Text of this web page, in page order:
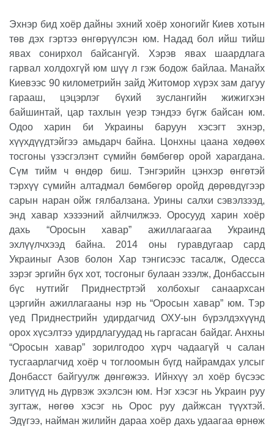
Эхнэр бид хоёр дайны эхний хоёр хоногийг Киев хотын
төв дэх гэртээ өнгөрүүлсэн юм. Надад бол ийш тийш
явах сонирхол байсангүй. Хэрэв явах шаардлага
гарвал холдохгүй юм шүү л гэж бодож байлаа. Манайх
Киевээс 90 километрийн зайд Житомор хүрэх зам дагуу
гарааш, цэцэрлэг бүхий зуслангийн жижигхэн
байшинтай, цар тахлын үеэр тэндээ бүгж байсан юм.
Одоо харин би Украины баруун хэсэгт эхнэр,
хүүхдүүдтэйгээ амьдарч байна. Цонхны цаана хөдөөх
тосгоны үзэсгэлэнт сүмийн бөмбөгөр орой харагдана.
Сүм тийм ч өндөр биш. Тэнгэрийн цэнхэр өнгөтэй
тэрхүү сүмийн алтадмал бөмбөгөр оройд дөрөвдүгээр
сарын наран ойж гялбалзана. Урины салхи сэвэлзээд,
энд хавар хэзээний айлчилжээ. Оросууд харин хоёр
дахь “Оросын хавар” ажиллагаагаа Украинд
эхлүүлчхээд байна. 2014 оны гуравдугаар сард
Украиныг Азов болон Хар тэнгисээс тасалж, Одесса
зэрэг эргийн бүх хот, тосгоныг булаан эзэлж, Донбассын
бүс нутгийг Приднестртэй холбохыг санаархсан
цэргийн ажиллагааны нэр нь “Оросын хавар” юм. Тэр
үед Приднестрийн удирдагчид ОХУ-ын бүрэлдэхүүнд
орох хүсэлтээ удирдлагуудад нь гаргасан байдаг. Анхны
“Оросын хавар” зорилгодоо хүрч чадаагүй ч салан
тусгаарлагчид хоёр ч тоглоомын бүгд найрамдах улсыг
Донбасст байгуулж дөнгөжээ. Ийнхүү эл хоёр бүсээс
элитүүд нь дүрвэж эхэлсэн юм. Нэг хэсэг нь Украин руу
зугтаж, нөгөө хэсэг нь Орос руу дайжсан түүхтэй.
Эдүгээ, найман жилийн дараа хоёр дахь удаагаа өрнөж